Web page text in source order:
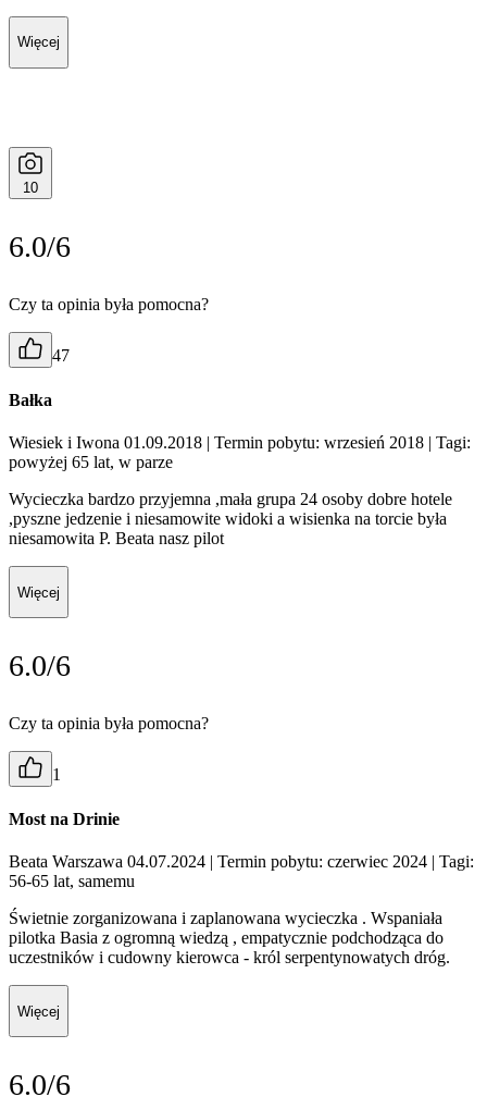
Więcej
10
6.0/6
Czy ta opinia była pomocna?
47
Bałka
Wiesiek i Iwona 01.09.2018 | Termin pobytu: wrzesień 2018 | Tagi:
powyżej 65 lat, w parze
Wycieczka bardzo przyjemna ,mała grupa 24 osoby dobre hotele
,pyszne jedzenie i niesamowite widoki a wisienka na torcie była
niesamowita P. Beata nasz pilot
Więcej
6.0/6
Czy ta opinia była pomocna?
1
Most na Drinie
Beata Warszawa 04.07.2024 | Termin pobytu: czerwiec 2024 | Tagi:
56-65 lat, samemu
Świetnie zorganizowana i zaplanowana wycieczka . Wspaniała
pilotka Basia z ogromną wiedzą , empatycznie podchodząca do
uczestników i cudowny kierowca - król serpentynowatych dróg.
Więcej
6.0/6